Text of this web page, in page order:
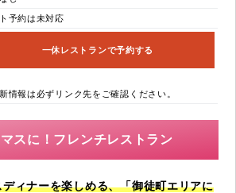
予約は未対応
一休レストランで予約する
情報は必ずリンク先をご確認ください。
スに！フレンチレストラン
ィナーを楽しめる、「御徒町エリアに